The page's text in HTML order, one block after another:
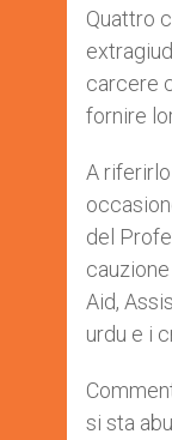
p
p
Quattro
carcere
fornire
A riferirlo
del
Aid,
urdu e i
si sta